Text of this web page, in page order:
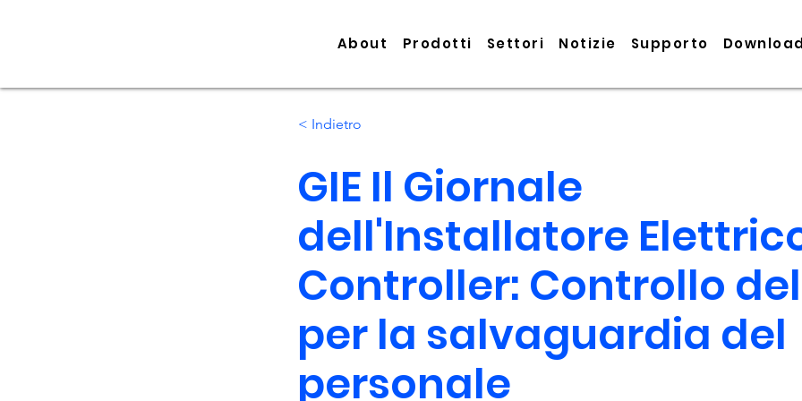
About Prodotti Settori Notizie Supporto Download
< Indietro
GIE Il Giornale
dell'Installatore
Controller: Controllo
per la salvaguardia del
personale